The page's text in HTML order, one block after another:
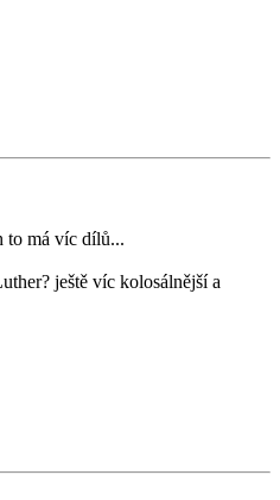
to má víc dílů...
ještě víc kolosálnější a